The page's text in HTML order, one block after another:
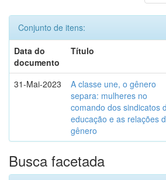
Conjunto de itens:
Data do
documento
Título
31-Mai-2023
A classe une, o gênero
separa: mulheres no
comando dos sindicatos
educação e as relações
gênero
Busca facetada